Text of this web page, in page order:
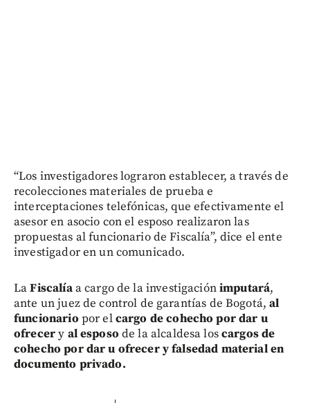
“Los investigadores lograron establecer, a través de
recolecciones materiales de prueba e
interceptaciones telefónicas, que efectivamente el
asesor en asocio con el esposo realizaron las
propuestas al funcionario de Fiscalía”, dice el ente
investigador en un comunicado.
LaFiscalíaa cargo de la investigaciónimputará,
ante un juez de control de garantías de Bogotá,al
funcionario por elcargo de cohecho por dar u
ofrecery al esposode la alcaldesa loscargos de
cohecho por dar u ofrecer y falsedad material en
documento privado.